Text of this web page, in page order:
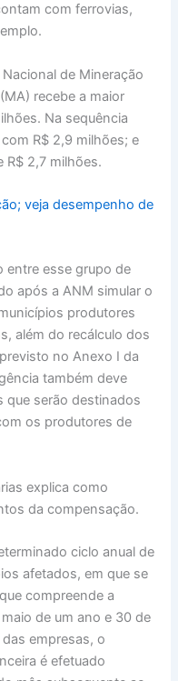
com ferrovias,
de Mineração
recebe a maior
Na sequência
R$ 2,9 milhões; e
R$ 2,7 milhões.
veja desempenho de
entre esse grupo de
após a ANM simular o
produtores
além do recálculo dos
no Anexo I da
também deve
que serão destinados
os produtores de
explica como
da compensação.
ciclo anual de
afetados, em que se
compreende a
de um ano e 30 de
empresas, o
é efetuado